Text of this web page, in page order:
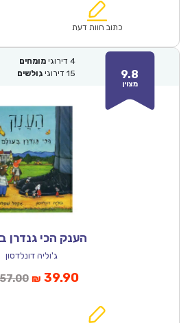
₪60.00.
הוא:
כתוב חוות דעת
9.8
מצוין
4 דירוגי מומחים
15 דירוגי גולשים
הענק הכי גנדרן
ג'וליה דונלדסון
המחיר
₪ 39.90המחיר
הוא: